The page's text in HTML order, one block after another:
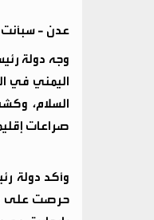
عدن - سبأنت
وجه دولة
اليمني في
السلام،
صراعات
وأكد دولة
حرصت على